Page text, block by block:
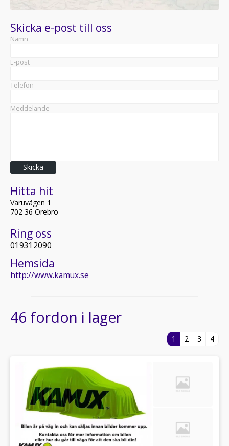
Skicka e-post till oss
Namn
E-post
Telefon
Meddelande
Skicka
Hitta hit
Varuvägen 1
702 36 Örebro
Ring oss
019312090
Hemsida
http://www.kamux.se
46 fordon i lager
1 2 3 4